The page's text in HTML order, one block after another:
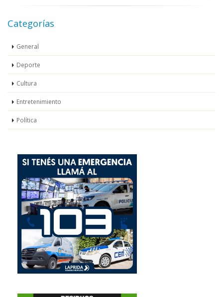
Categorías
General
Deporte
Cultura
Entretenimiento
Política